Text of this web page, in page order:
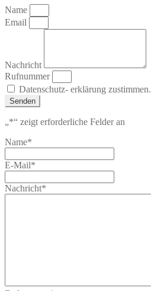
Name
Email
Nachricht
Rufnummer
Datenschutz- erklärung zustimmen.
Senden
„*“ zeigt erforderliche Felder an
Name*
E-Mail*
Nachricht*